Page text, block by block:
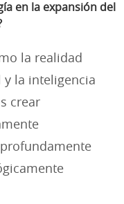
en la expansión del
la realidad
y la inteligencia
crear